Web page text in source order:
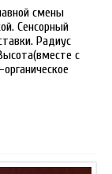
смены
Сенсорный
Радиус
с